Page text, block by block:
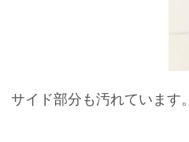
サイド部分も汚れています